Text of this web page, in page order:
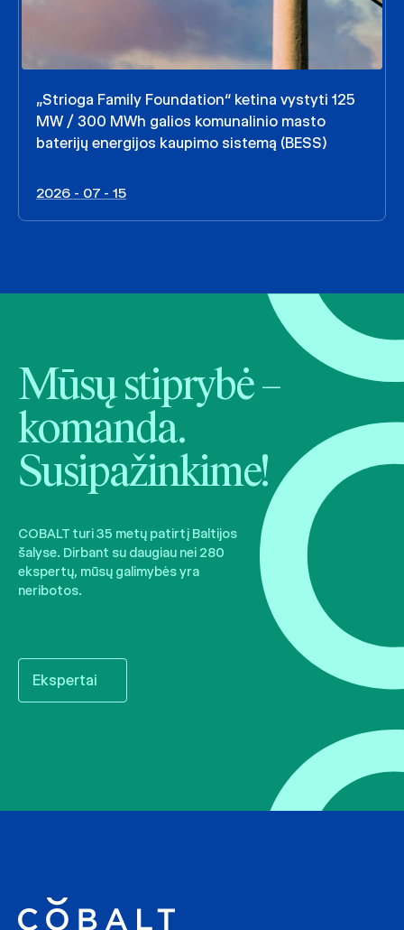
„Strioga Family Foundation“ ketina vystyti 125
MW / 300 MWh galios komunalinio masto
baterijų energijos kaupimo sistemą (BESS)
2026 - 07 - 15
Mūsų stiprybė –
komanda.
Susipažinkime!
COBALT turi 35 metų patirtį Baltijos
šalyse. Dirbant su daugiau nei 280
ekspertų, mūsų galimybės yra
neribotos.
Ekspertai